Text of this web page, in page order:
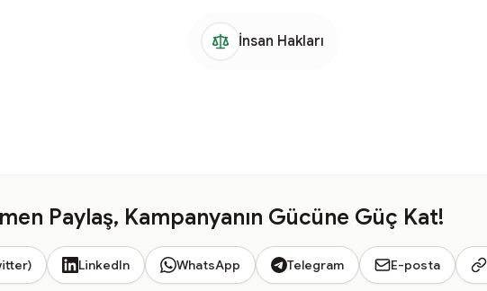
İnsan Hakları
Paylaş, Kampanyanın Gücüne Güç Kat!
LinkedIn WhatsApp Telegram E-posta